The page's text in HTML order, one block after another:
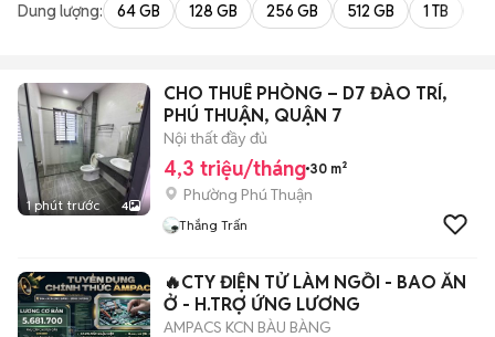
Dung lượng: 64 GB 128 GB 256 GB 512 GB 1 TB
1 phút trước 4
CHO THUÊ PHÒNG – D7 ĐÀO TRÍ,
PHÚ THUẬN, QUẬN 7
Nội thất đầy đủ
4,3 triệu/tháng 30 m²
Phường Phú Thuận
Thắng Trấn
🔥CTY ĐIỆN TỬ LÀM NGỒI - BAO ĂN
Ở - H.TRỢ ỨNG LƯƠNG
AMPACS KCN BÀU BÀNG